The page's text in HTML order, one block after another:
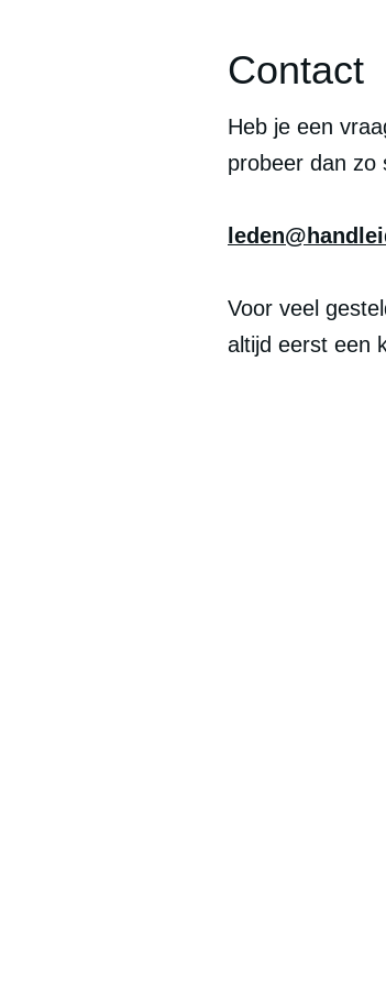
Contact
Heb je een
probeer dan zo
Voor veel
altijd eerst een